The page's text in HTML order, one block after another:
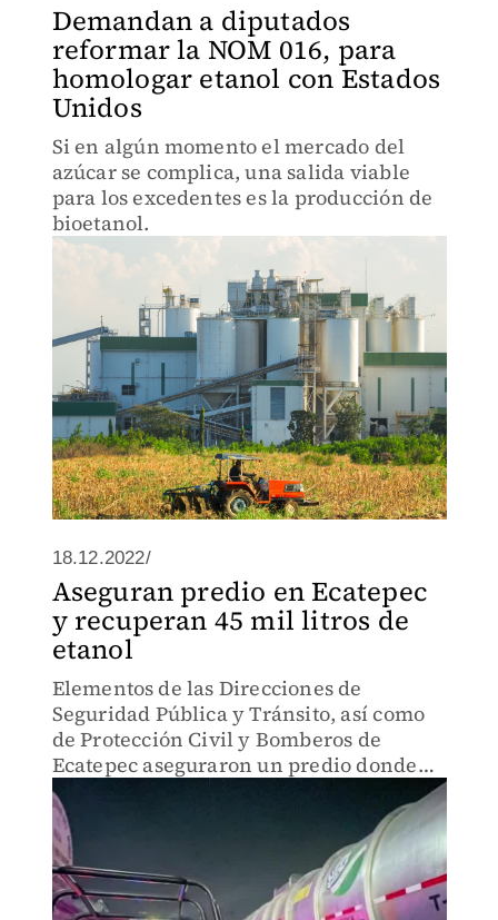
Demandan a diputados
reformar la NOM 016, para
homologar etanol con Estados
Unidos
Si en algún momento el mercado del
azúcar se complica, una salida viable
para los excedentes es la producción de
bioetanol.
18.12.2022/
Aseguran predio en Ecatepec
y recuperan 45 mil litros de
etanol
Elementos de las Direcciones de
Seguridad Pública y Tránsito, así como
de Protección Civil y Bomberos de
Ecatepec aseguraron un predio donde
eran almacenados de manera irregular
más de 45 mil litros de etanol.